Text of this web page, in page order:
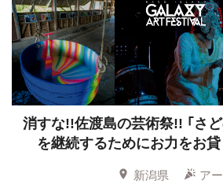
消すな!!佐渡島の芸術祭!! 「さ
を継続するためにお力をお
新潟県
ア